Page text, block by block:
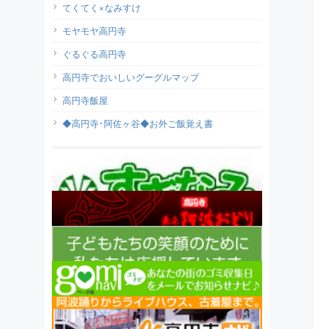
てくてく×なみすけ
モヤモヤ高円寺
ぐるぐる高円寺
高円寺でおいしいグーグルマップ
高円寺飯屋
◆高円寺･阿佐ヶ谷◆お外ご飯覚え書